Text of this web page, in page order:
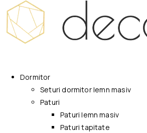
Dormitor
Seturi dormitor lemn masiv
Paturi
Paturi lemn masiv
Paturi tapitate